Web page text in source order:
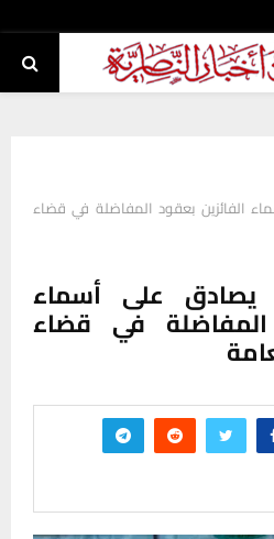
الفائزين بعقود المفاضلة في قضاء
على أسماء
المفاضلة في قضاء